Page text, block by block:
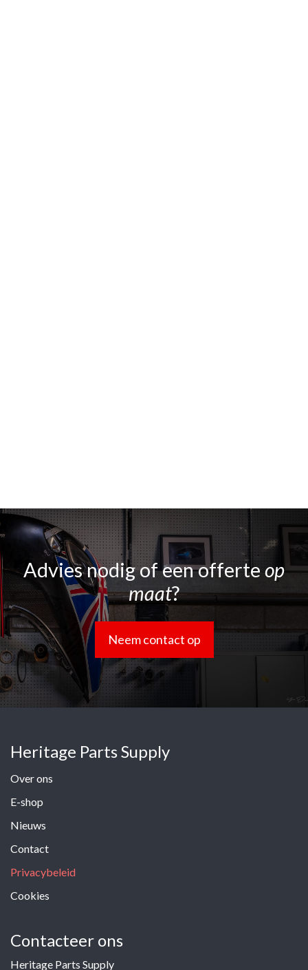
Advies nodig of een offerteop
maat?
Neem contact op
Heritage Parts Supply
Over ons
E-shop
Nieuws
Contact
Privacybeleid
Cookies
Contacteer ons
Heritage Parts Supply